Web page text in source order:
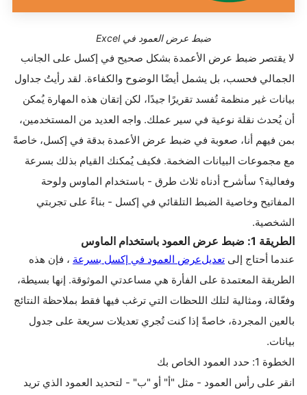
ضبط عرض العمود في Excel
لا يقتصر ضبط عرض الأعمدة بشكل صحيح في إكسل على الجانب
الجمالي فحسب، بل يشمل أيضًا الوضوح والكفاءة. لقد رأيتُ جداول
بيانات غير منظمة تُفسد تقريرًا جيدًا، لكن إتقان هذه المهارة يُمكن
أن يُحدث نقلة نوعية في سير عملك. واجه العديد من المستخدمين،
بمن فيهم أنا، صعوبة في ضبط عرض الأعمدة بدقة في إكسل، خاصةً
مع مجموعات البيانات الضخمة. فكيف يُمكنك القيام بذلك بسرعة
وفعالية؟ سأشرح أدناه ثلاث طرق - باستخدام الماوس ولوحة
المفاتيح وخاصية الضبط التلقائي في إكسل - بناءً على تجربتي
الشخصية.
الطريقة 1: ضبط عرض العمود باستخدام الماوس
عندما أحتاج إلى تعديلعرض العمود في إكسل بسرعة ، فإن هذه
الطريقة المعتمدة على الفأرة هي مساعدتي الموثوقة. إنها بسيطة،
وفعّالة، ومثالية لتلك اللحظات التي ترغب فيها فقط بملاحظة النتائج
بالعين المجردة، خاصةً إذا كنت تُجري تعديلات سريعة على جدول
بيانات.
الخطوة 1: حدد العمود الخاص بك
انقر على رأس العمود - مثل "أ" أو "ب" - لتحديد العمود الذي تريد